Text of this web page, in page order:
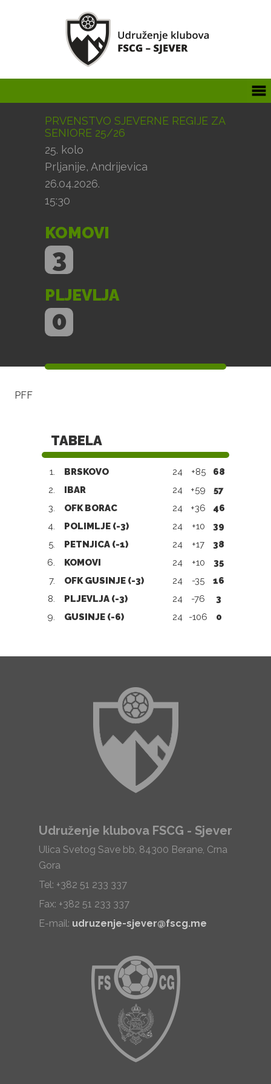
PRVENSTVO SJEVERNE REGIJE ZA
SENIORE 25/26
25. kolo
Prljanije, Andrijevica
26.04.2026.
15:30
KOMOVI
3
PLJEVLJA
0
PFF
TABELA
1. BRSKOVO 24 +85
68
2.
IBAR 24 +59
57
3.
OFK BORAC 24 +36
46
4.
POLIMLJE (-3) 24 +10
39
5.
PETNJICA (-1) 24 +17
38
6.
KOMOVI 24 +10
35
7.
OFK GUSINJE (-3) 24 -35
16
8.
PLJEVLJA (-3) 24 -76
3
9.
GUSINJE (-6) 24 -106 0
Udruženje klubova FSCG - Sjever
Ulica Svetog Save bb, 84300 Berane, Crna
Gora
Tel: +382 51 233 337
Fax: +382 51 233 337
E-mail: udruzenje-sjever@fscg.me